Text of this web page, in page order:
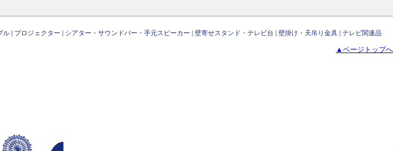
ル | プロジェクター | シアター・サウンドバー・手元スピーカー | 壁寄せスタンド・テレビ台 | 壁掛け・天吊り金具 | テレビ関連品
▲ページトップへ